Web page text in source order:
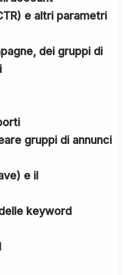
e altri parametri
dei gruppi di
gruppi di annunci
e il
keyword